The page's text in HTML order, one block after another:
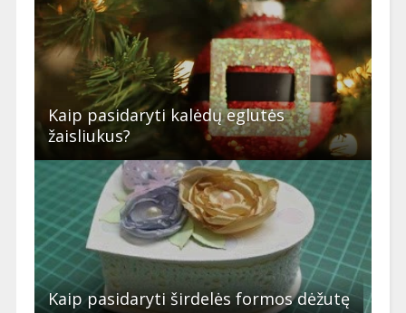
Kaip pasidaryti kalėdų eglutės
žaisliukus?
Kaip pasidaryti širdelės formos dėžutę